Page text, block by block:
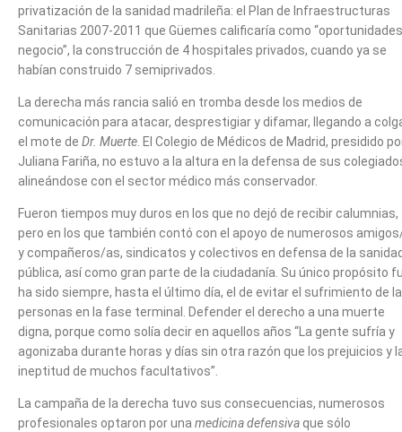
privatización de la sanidad madrileña: el Plan de Infraestructuras
Sanitarias 2007-2011 que Güemes calificaría como
negocio”, la construcción de 4 hospitales privados, cuando ya se
habían construido 7 semiprivados.
La derecha más rancia salió en tromba desde los medios de
comunicación para atacar, desprestigiar y difamar, llegando a
el mote de Dr. Muerte. El Colegio de Médicos de Madrid, presidido
Juliana Fariña, no estuvo a la altura en la defensa de sus
alineándose con el sector médico más conservador.
Fueron tiempos muy duros en los que no dejó de recibir calumnias,
pero en los que también contó con el apoyo de numerosos
y compañeros/as, sindicatos y colectivos en defensa de la
pública, así como gran parte de la ciudadanía. Su único propósito
ha sido siempre, hasta el último día, el de evitar el sufrimiento de
personas en la fase terminal. Defender el derecho a una muerte
digna, porque como solía decir en aquellos años “La gente sufría y
agonizaba durante horas y días sin otra razón que los prejuicios y
ineptitud de muchos facultativos”.
La campaña de la derecha tuvo sus consecuencias, numerosos
profesionales optaron por una medicina defensiva que sólo